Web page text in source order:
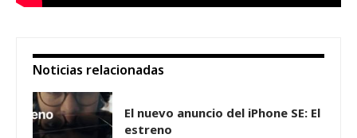
Noticias relacionadas
El nuevo anuncio del iPhone SE: El
estreno